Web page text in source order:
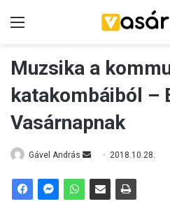
Muzsika a
katakombáiból –
Vasárnapnak
Gável András
n
2018.10.28.